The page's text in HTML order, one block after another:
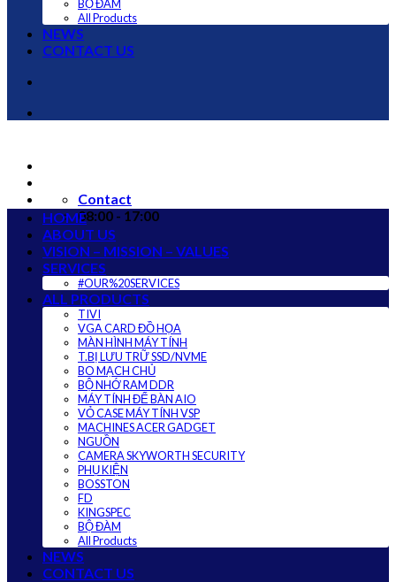
BỘ ĐÀM
All Products
NEWS
CONTACT US
Contact
08:00 - 17:00
HOME
ABOUT US
VISION – MISSION – VALUES
SERVICES
#OUR%20SERVICES
ALL PRODUCTS
TIVI
VGA CARD ĐỒ HỌA
MÀN HÌNH MÁY TÍNH
T.BỊ LƯU TRỮ SSD/NVME
BO MẠCH CHỦ
BỘ NHỚ RAM DDR
MÁY TÍNH ĐỂ BÀN AIO
VỎ CASE MÁY TÍNH VSP
MACHINES ACER GADGET
NGUỒN
CAMERA SKYWORTH SECURITY
PHỤ KIỆN
BOSSTON
FD
KINGSPEC
BỘ ĐÀM
All Products
NEWS
CONTACT US